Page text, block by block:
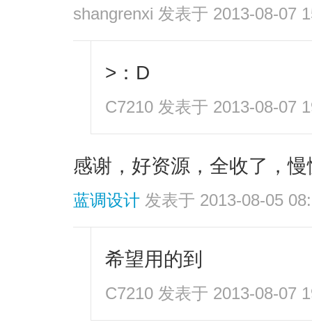
shangrenxi 发表于 2013-08-07
>：D
C7210 发表于 2013-08-07
感谢，好资源，全收了，
蓝调设计 发表于 2013-08-05
希望用的到
C7210 发表于 2013-08-07